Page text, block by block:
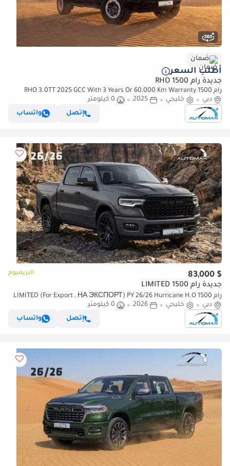
ضمان
أطلب السعر
جديدة رام 1500 RHO
رام 1500 RHO 3.0TT 2025 GCC With 3 Years Or 60,000 Km Warranty
@Official Dealer
دبي خليجي 2025
0 كيلومتر
إتصل
واتساب
$ 83,000 البريميوم
جديدة رام 1500 LIMITED
رام 1500 LIMITED (For Export , НА ЭКСПОРТ) PY 26/26 Hurricane H.O
3.0TT GCC Без пробега
دبي خليجي 2026
0 كيلومتر
إتصل
واتساب